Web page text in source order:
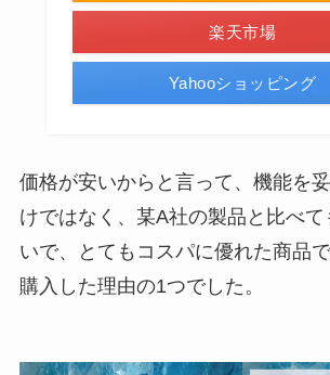
楽天市場
Yahooショッピング
価格が安いからと言って、機能を
けではなく、某A社の製品と比べて
いで、とてもコスパに優れた商品
購入した理由の1つでした。